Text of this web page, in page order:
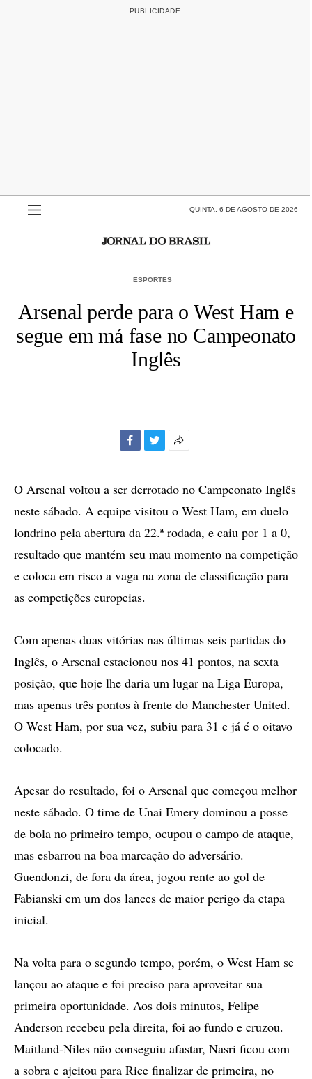
QUINTA, 6 DE AGOSTO DE 2026
ESPORTES
Arsenal perde para o West Ham e
segue em má fase no Campeonato
Inglês
compartilhamento
O Arsenal voltou a ser derrotado no Campeonato Inglês
neste sábado. A equipe visitou o West Ham, em duelo
londrino pela abertura da 22.ª rodada, e caiu por 1 a 0,
resultado que mantém seu mau momento na competição
e coloca em risco a vaga na zona de classificação para
as competições europeias.
Com apenas duas vitórias nas últimas seis partidas do
Inglês, o Arsenal estacionou nos 41 pontos, na sexta
posição, que hoje lhe daria um lugar na Liga Europa,
mas apenas três pontos à frente do Manchester United.
O West Ham, por sua vez, subiu para 31 e já é o oitavo
colocado.
Apesar do resultado, foi o Arsenal que começou melhor
neste sábado. O time de Unai Emery dominou a posse
de bola no primeiro tempo, ocupou o campo de ataque,
mas esbarrou na boa marcação do adversário.
Guendonzi, de fora da área, jogou rente ao gol de
Fabianski em um dos lances de maior perigo da etapa
inicial.
Na volta para o segundo tempo, porém, o West Ham se
lançou ao ataque e foi preciso para aproveitar sua
primeira oportunidade. Aos dois minutos, Felipe
Anderson recebeu pela direita, foi ao fundo e cruzou.
Maitland-Niles não conseguiu afastar, Nasri ficou com
a sobra e ajeitou para Rice finalizar de primeira, no